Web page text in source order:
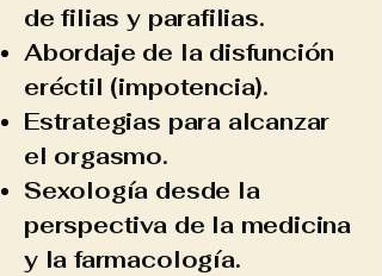
de filias y parafilias.
Abordaje de la disfunción
eréctil (impotencia).
Estrategias para alcanzar
el orgasmo.
Sexología desde la
perspectiva de la medicina
y la farmacología.